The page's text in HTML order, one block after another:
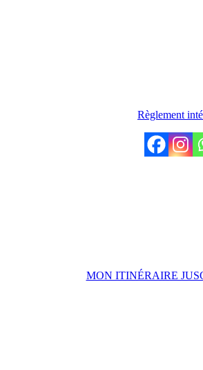
Règlement
MON ITINÉRAIRE